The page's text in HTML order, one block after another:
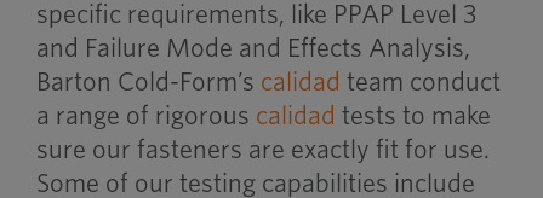
specific requirements, like PPAP Level 3
and Failure Mode and Effects Analysis,
Barton Cold-Form’s calidad team conduct
a range of rigorous calidad tests to make
sure our fasteners are exactly fit for use.
Some of our testing capabilities include